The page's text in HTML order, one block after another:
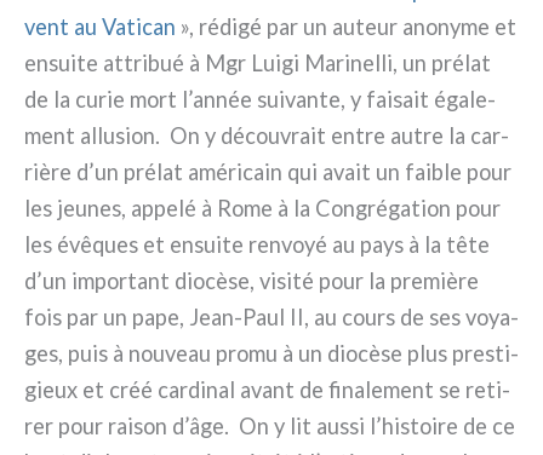
vent au Vatican », rédi­gé par un auteur ano­ny­me et
ensui­te attri­bué à Mgr Luigi Marinelli, un pré­lat
de la curie mort l’année sui­van­te, y fai­sait éga­le­
ment allu­sion. On y décou­vrait entre autre la car­
riè­re d’un pré­lat amé­ri­cain qui avait un fai­ble pour
les jeu­nes, appe­lé à Rome à la Congrégation pour
les évê­ques et ensui­te ren­voyé au pays à la tête
d’un impor­tant dio­cè­se, visi­té pour la pre­miè­re
fois par un pape, Jean-Paul II, au cours de ses voya­
ges, puis à nou­veau pro­mu à un dio­cè­se plus pre­sti­
gieux et créé car­di­nal avant de fina­le­ment se reti­
rer pour rai­son d’âge. On y lit aus­si l’histoire de ce